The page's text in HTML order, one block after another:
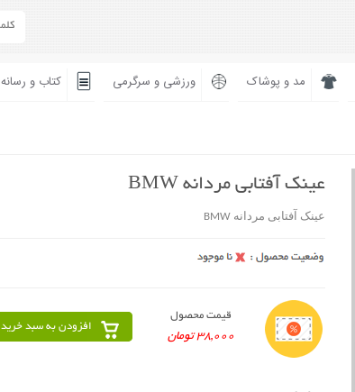
مد و پوشاک ورزشی و سرگرمی کتاب و رسانه
عینک آفتابی مردانه BMW
عینک آفتابی مردانه BMW
قیمت محصول
38,000 تومان
افزودن به سبد خرید